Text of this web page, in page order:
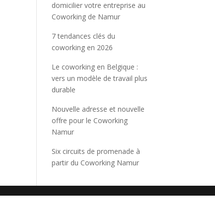
domicilier votre entreprise au
Coworking de Namur
7 tendances clés du
coworking en 2026
Le coworking en Belgique :
vers un modèle de travail plus
durable
Nouvelle adresse et nouvelle
offre pour le Coworking
Namur
Six circuits de promenade à
partir du Coworking Namur